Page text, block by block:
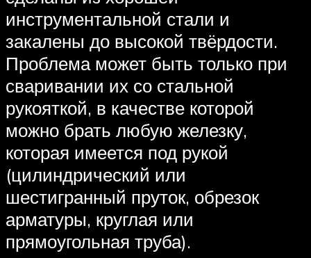
инструментальной стали и
закалены до высокой твёрдости.
Проблема может быть только при
сваривании их со стальной
рукояткой, в качестве которой
можно брать любую железку,
которая имеется под рукой
(цилиндрический или
шестигранный пруток, обрезок
арматуры, круглая или
прямоугольная труба).